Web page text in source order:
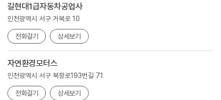
길현대1급자동차공업사
인천광역시 서구 거북로 10
전화걸기 상세보기
자연환경모터스
인천광역시 서구 북항로193번길 71
전화걸기 상세보기